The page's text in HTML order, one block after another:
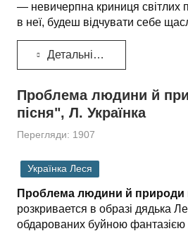
— невичерпна криниця світлих
в неї, будеш відчувати себе
Детальніше...
Проблема людини й
пісня", Л. Українка
Перегляди: 1907
Українка Леся
Проблема людини й природи
розкривается в образі дядька
обдарованих буйною фантазією